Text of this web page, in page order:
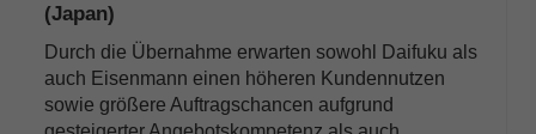
(Japan)
Durch die Übernahme erwarten sowohl Daifuku als
auch Eisenmann einen höheren Kundennutzen
sowie größere Auftragschancen aufgrund